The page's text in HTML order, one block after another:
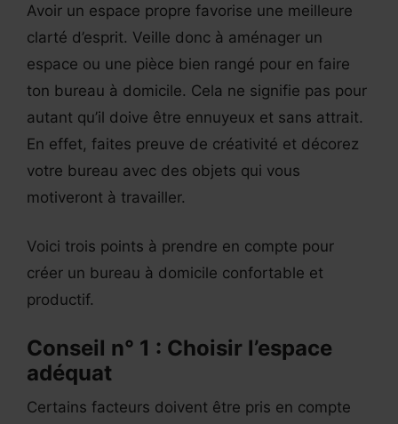
Avoir un espace propre favorise une meilleure
clarté d’esprit. Veille donc à aménager un
espace ou une pièce bien rangé pour en faire
ton bureau à domicile. Cela ne signifie pas pour
autant qu’il doive être ennuyeux et sans attrait.
En effet, faites preuve de créativité et décorez
votre bureau avec des objets qui vous
motiveront à travailler.
Voici trois points à prendre en compte pour
créer un bureau à domicile confortable et
productif.
Conseil n° 1 : Choisir l’espace
adéquat
Certains facteurs doivent être pris en compte